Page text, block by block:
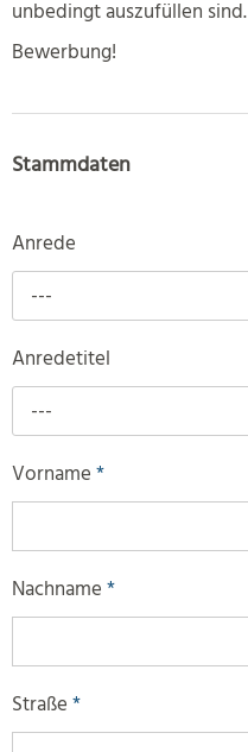
unbedingt auszufüllen
Bewerbung!
Stammdaten
Anrede
---
Anredetitel
---
Vorname *
Nachname *
Straße *